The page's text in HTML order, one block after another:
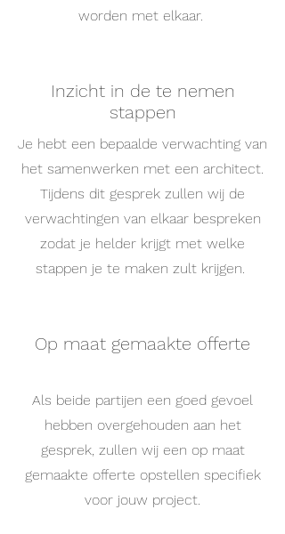
worden met elkaar.
Inzicht in de te nemen
stappen
Je hebt een bepaalde verwachting van
het samenwerken met een architect.
Tijdens dit gesprek zullen wij de
verwachtingen van elkaar bespreken
zodat je helder krijgt met welke
stappen je te maken zult krijgen.
Op maat gemaakte offerte
Als beide partijen een goed gevoel
hebben overgehouden aan het
gesprek, zullen wij een op maat
gemaakte offerte opstellen specifiek
voor jouw project.